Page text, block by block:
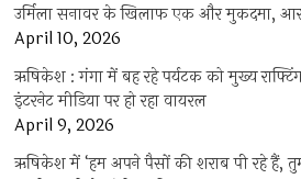
उर्मिला सनावर के खिलाफ एक और मुकदमा,
April 10, 2026
ऋषिकेश : गंगा में बह रहे पर्यटक को मुख्य
इंटरनेट मीडिया पर हो रहा वायरल
April 9, 2026
ऋषिकेश में ‘हम अपने पैसों की शराब पी रहे हैं,